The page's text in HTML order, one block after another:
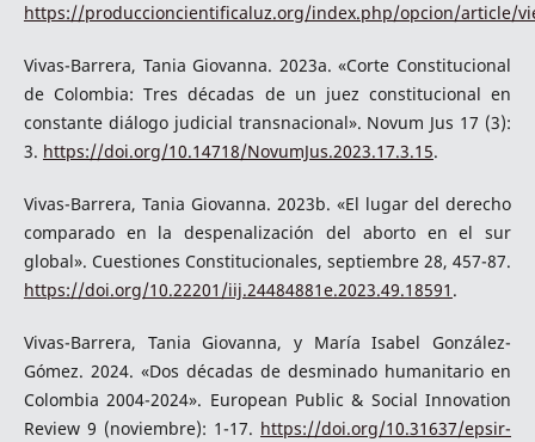
https://produccioncientificaluz.org/index.php/opcion/article/
Vivas-Barrera, Tania Giovanna. 2023a. «Corte Constitucional
de Colombia: Tres décadas de un juez constitucional en
constante diálogo judicial transnacional». Novum Jus 17 (3):
3. https://doi.org/10.14718/NovumJus.2023.17.3.15.
Vivas-Barrera, Tania Giovanna. 2023b. «El lugar del derecho
comparado en la despenalización del aborto en el sur
global». Cuestiones Constitucionales, septiembre 28, 457-87.
https://doi.org/10.22201/iij.24484881e.2023.49.18591 .
Vivas-Barrera, Tania Giovanna, y María Isabel González-
Gómez. 2024. «Dos décadas de desminado humanitario en
Colombia 2004-2024». European Public & Social Innovation
Review 9 (noviembre): 1-17. https://doi.org/10.31637/epsir-